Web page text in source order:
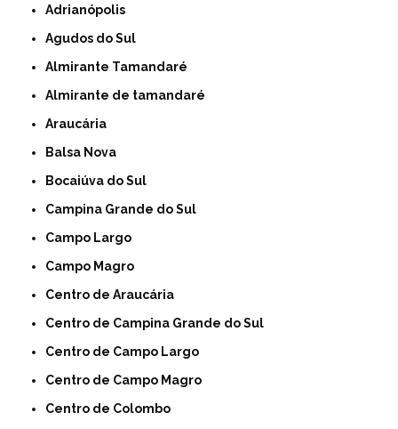
Adrianópolis
Agudos do Sul
Almirante Tamandaré
Almirante de tamandaré
Araucária
Balsa Nova
Bocaiúva do Sul
Campina Grande do Sul
Campo Largo
Campo Magro
Centro de Araucária
Centro de Campina Grande do Sul
Centro de Campo Largo
Centro de Campo Magro
Centro de Colombo